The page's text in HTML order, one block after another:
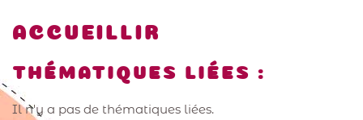
ACCUEILLIR
THÉMATIQUES LIÉES :
Il n'y a pas de thématiques liées.